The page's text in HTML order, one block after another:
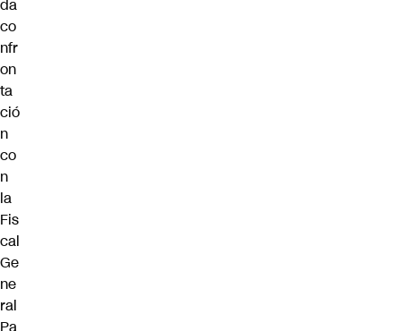
da
co
nfr
on
ta
ció
n
co
n
la
Fis
cal
Ge
ne
ral
Pa